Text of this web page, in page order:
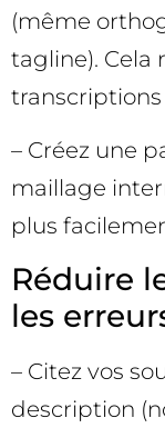
(même
tagline). Cela
transcriptions
– Créez une
maillage
plus
Réduire
les
– Citez vos
description